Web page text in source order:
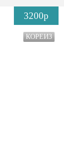
3200р
КОРЕИЗ